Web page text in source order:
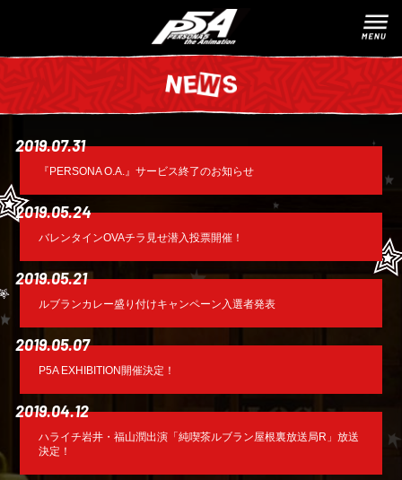
2019.07.31
『PERSONA O.A.』サービス終了のお知らせ
2019.05.24
バレンタインOVAチラ見せ潜入投票開催！
2019.05.21
ルブランカレー盛り付けキャンペーン入選者発表
2019.05.07
P5A EXHIBITION開催決定！
2019.04.12
ハライチ岩井・福山潤出演「純喫茶ルブラン屋根裏放送局R」放送
決定！